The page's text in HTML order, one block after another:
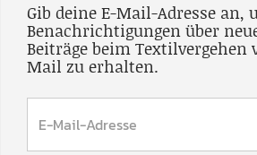
Gib deine E-Mail-Adresse an,
Benachrichtigungen über
Beiträge beim Textilvergehen
Mail zu erhalten.